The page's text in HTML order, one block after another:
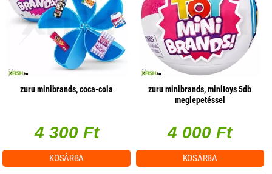
zuru minibrands, coca-cola
4 300 Ft
KOSÁRBA
zuru minibrands, minitoys 5db
meglepetéssel
4 000 Ft
KOSÁRBA